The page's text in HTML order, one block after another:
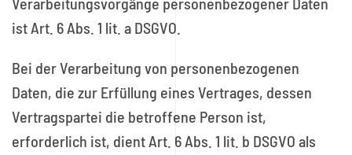
ist Art. 6 Abs. 1 lit. a DSGVO.
Bei der Verarbeitung von personenbezogenen
Daten, die zur Erfüllung eines Vertrages, dessen
Vertragspartei die betroffene Person ist,
erforderlich ist, dient Art. 6 Abs. 1 lit. b DSGVO als